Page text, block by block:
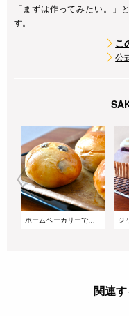
「まずは作ってみたい。」
す。
こ
公
ホームベーカリーで捏ねる 甘納豆の丸パン
関連